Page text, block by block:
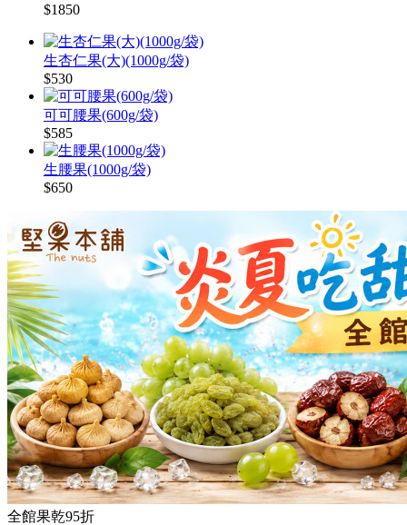
$1850
生杏仁果(大)(1000g/袋)
$530
可可腰果(600g/袋)
$585
生腰果(1000g/袋)
$650
全館果乾95折